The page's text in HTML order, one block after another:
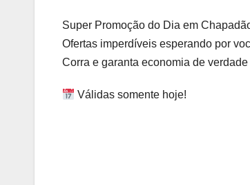
Super Promoção do Dia em
Ofertas imperdíveis esperando por
Corra e garanta economia de
Válidas somente hoje!